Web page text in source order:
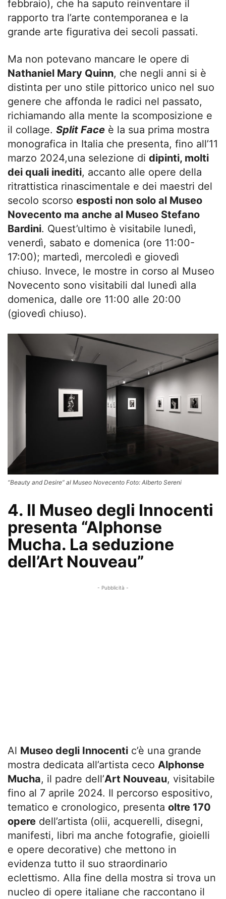
febbraio), che ha saputo reinventare il
rapporto tra l’arte contemporanea e la
grande arte figurativa dei secoli passati.
Ma non potevano mancare le opere di
Nathaniel Mary Quinn, che negli anni si è
distinta per uno stile pittorico unico nel suo
genere che affonda le radici nel passato,
richiamando alla mente la scomposizione e
il collage. Split Face è la sua prima mostra
monografica in Italia che presenta, fino all’11
marzo 2024,una selezione di dipinti, molti
dei quali inediti, accanto alle opere della
ritrattistica rinascimentale e dei maestri del
secolo scorso esposti non solo al Museo
Novecento ma anche al Museo Stefano
Bardini. Quest’ultimo è visitabile lunedì,
venerdì, sabato e domenica (ore 11:00-
17:00); martedì, mercoledì e giovedì
chiuso. Invece, le mostre in corso al Museo
Novecento sono visitabili dal lunedì alla
domenica, dalle ore 11:00 alle 20:00
(giovedì chiuso).
“Beauty and Desire” al Museo Novecento Foto: Alberto Sereni
4. Il Museo degli Innocenti
presenta “Alphonse
Mucha. La seduzione
dell’Art Nouveau”
- Pubblicità -
Al Museo degli Innocenti c’è una grande
mostra dedicata all’artista ceco Alphonse
Mucha, il padre dell’Art Nouveau, visitabile
fino al 7 aprile 2024. Il percorso espositivo,
tematico e cronologico, presenta oltre 170
opere dell’artista (olii, acquerelli, disegni,
manifesti, libri ma anche fotografie, gioielli
e opere decorative) che mettono in
evidenza tutto il suo straordinario
eclettismo. Alla fine della mostra si trova un
nucleo di opere italiane che raccontano il